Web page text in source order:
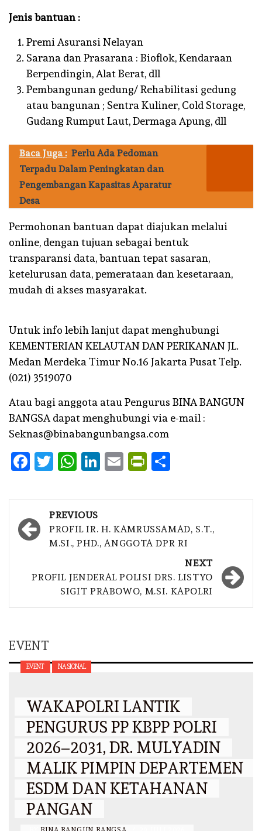
Jenis bantuan :
Premi Asuransi Nelayan
Sarana dan Prasarana : Bioflok, Kendaraan
Berpendingin, Alat Berat, dll
Pembangunan gedung/ Rehabilitasi gedung
atau bangunan ; Sentra Kuliner, Cold Storage,
Gudang Rumput Laut, Dermaga Apung, dll
Baca Juga : Perlu Ada Pedoman
Terpadu Dalam Peningkatan dan
Pengembangan Kapasitas Aparatur
Desa
Permohonan bantuan dapat diajukan melalui
online, dengan tujuan sebagai bentuk
transparansi data, bantuan tepat sasaran,
ketelurusan data, pemerataan dan kesetaraan,
mudah di akses masyarakat.
Untuk info lebih lanjut dapat menghubungi
KEMENTERIAN KELAUTAN DAN PERIKANAN JL.
Medan Merdeka Timur No.16 Jakarta Pusat Telp.
(021) 3519070
Atau bagi anggota atau Pengurus BINA BANGUN
BANGSA dapat menghubungi via e-mail :
Seknas@binabangunbangsa.com
Facebook
Twitter
WhatsApp
LinkedIn
EmailPrintFriendly
Post
navigation
PREVIOUS
PROFIL IR. H. KAMRUSSAMAD, S.T.,
M.SI., PHD., ANGGOTA DPR RI
NEXT
PROFIL JENDERAL POLISI DRS. LISTYO
SIGIT PRABOWO, M.SI. KAPOLRI
EVENT
EVENT NASIONAL
WAKAPOLRI LANTIK
PENGURUS PP KBPP POLRI
2026–2031, DR. MULYADIN
MALIK PIMPIN DEPARTEMEN
ESDM DAN KETAHANAN
PANGAN